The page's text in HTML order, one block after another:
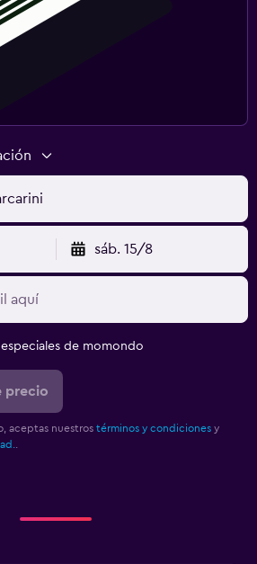
sáb. 15/8
de momondo
precio
aceptas nuestros términos y condiciones y